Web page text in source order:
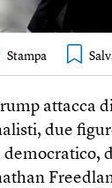
Stampa
attacca
due
democratico,